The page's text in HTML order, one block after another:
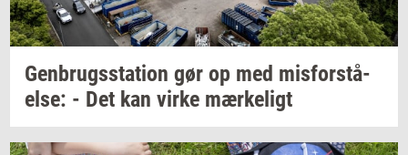
Gen­brugs­sta­tion gør op med mis­for­stå­
el­se: - Det kan virke mær­ke­ligt